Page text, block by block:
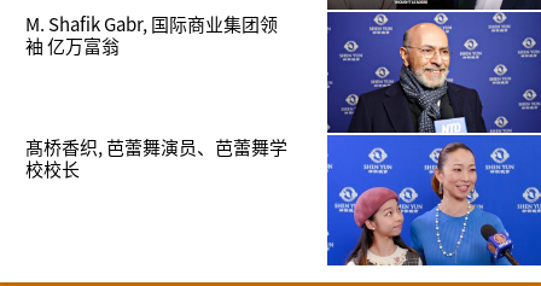
M. Shafik Gabr, 国际商业集团领
袖 亿万富翁
髙桥香织, 芭蕾舞演员、芭蕾舞学
校校长